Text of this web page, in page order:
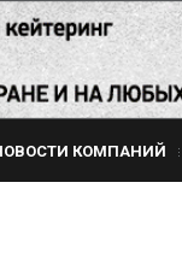
КОМПАНИЙ